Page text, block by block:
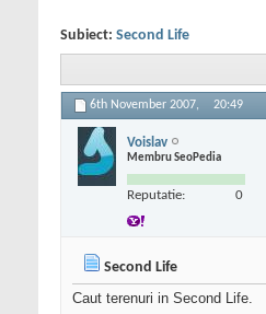
Subiect: Second Life
6th November 2007, 20:49
Voislav
Membru SeoPedia
Reputatie: 0
Second Life
Caut terenuri in Second Life.